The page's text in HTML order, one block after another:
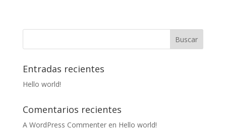
Entradas recientes
Hello world!
Comentarios recientes
A WordPress Commenteren Hello world!